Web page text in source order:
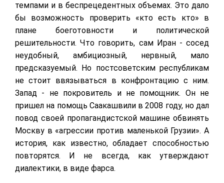
темпами и в беспрецедентных объемах. Это дало
бы возможность проверить «кто есть кто» в
плане боеготовности и политической
решительности. Что говорить, сам Иран - сосед
неудобный, амбициозный, нервный, мало
предсказуемый. Но постсоветским республикам
не стоит ввязываться в конфронтацию с ним.
Запад - не покровитель и не помощник. Он не
пришел на помощь Саакашвили в 2008 году, но дал
повод своей пропагандистской машине обвинять
Москву в «агрессии против маленькой Грузии». А
история, как известно, обладает способностью
повторятся. И не всегда, как утверждают
диалектики, в виде фарса.